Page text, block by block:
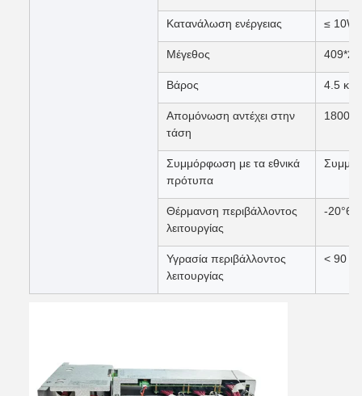
Κατανάλωση ενέργειας ≤ 10W
Μέγεθος
Βάρος 4.5
Απομόνωση αντέχει στην
τάση
Συμμόρφωση με τα εθνικά
πρότυπα
Θέρμανση περιβάλλοντος
λειτουργίας
-
Υγρασία περιβάλλοντος
λειτουργίας
< 90